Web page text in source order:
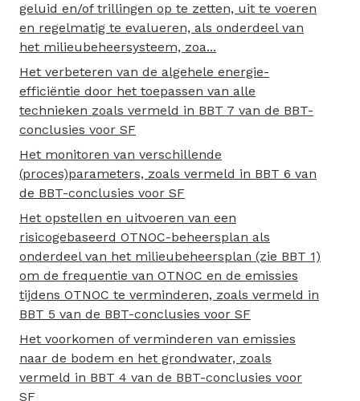
geluid en/of trillingen op te zetten, uit te voeren
en regelmatig te evalueren, als onderdeel van
het milieubeheersysteem, zoa...
Het verbeteren van de algehele energie-
efficiëntie door het toepassen van alle
technieken zoals vermeld in BBT 7 van de BBT-
conclusies voor SF
Het monitoren van verschillende
(proces)parameters, zoals vermeld in BBT 6 van
de BBT-conclusies voor SF
Het opstellen en uitvoeren van een
risicogebaseerd OTNOC-beheersplan als
onderdeel van het milieubeheersplan (zie BBT 1)
om de frequentie van OTNOC en de emissies
tijdens OTNOC te verminderen, zoals vermeld in
BBT 5 van de BBT-conclusies voor SF
Het voorkomen of verminderen van emissies
naar de bodem en het grondwater, zoals
vermeld in BBT 4 van de BBT-conclusies voor
SF